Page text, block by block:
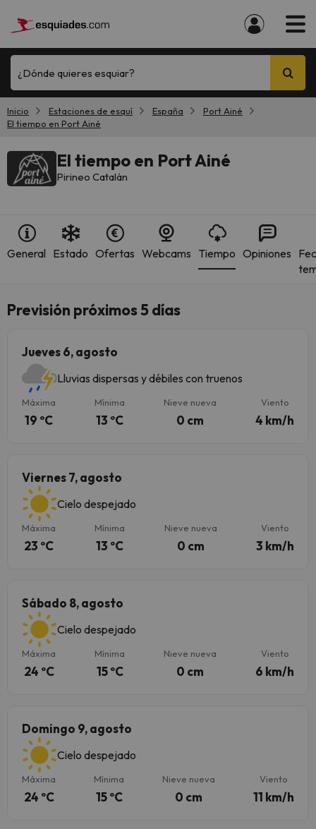
¿Dónde quieres esquiar?
Inicio Estaciones de esquí España
Port Ainé
El tiempo en Port Ainé
El tiempo en Port Ainé
Pirineo Catalán
General Estado Ofertas Webcams Tiempo Opiniones
Previsión próximos 5 días
Jueves 6, agosto
Lluvias dispersas y débiles con truenos
Máxima
19 ºC
Mínima
13 ºC
Nieve nueva
0 cm
Viento
4 km/h
Viernes 7, agosto
Cielo despejado
Máxima
23 ºC
Mínima
13 ºC
Nieve nueva
0 cm
Viento
3 km/h
Sábado 8, agosto
Cielo despejado
Máxima
24 ºC
Mínima
15 ºC
Nieve nueva
0 cm
Viento
6 km/h
Domingo 9, agosto
Cielo despejado
Máxima
24 ºC
Mínima
15 ºC
Nieve nueva
0 cm
Viento
11 km/h